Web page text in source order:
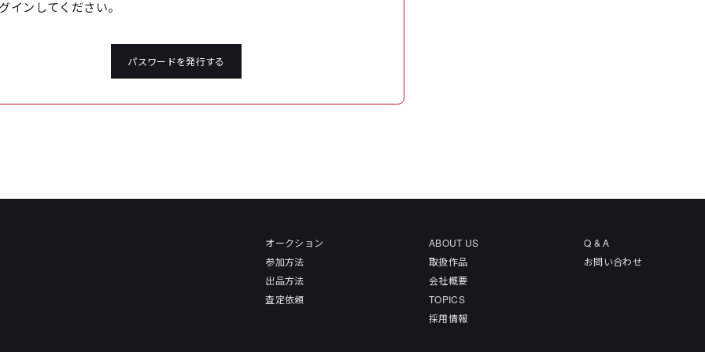
インしてください。
パスワードを発行する
オークション
参加方法
出品方法
査定依頼
ABOUT US
取扱作品
会社概要
TOPICS
採用情報
Q & A
お問い合わせ